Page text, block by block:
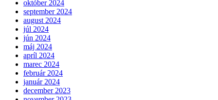
október 2024
september 2024
august 2024
júl 2024
jún 2024
máj 2024
apríl 2024
marec 2024
február 2024
január 2024
december 2023